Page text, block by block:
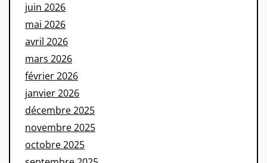
juin 2026
mai 2026
avril 2026
mars 2026
février 2026
janvier 2026
décembre 2025
novembre 2025
octobre 2025